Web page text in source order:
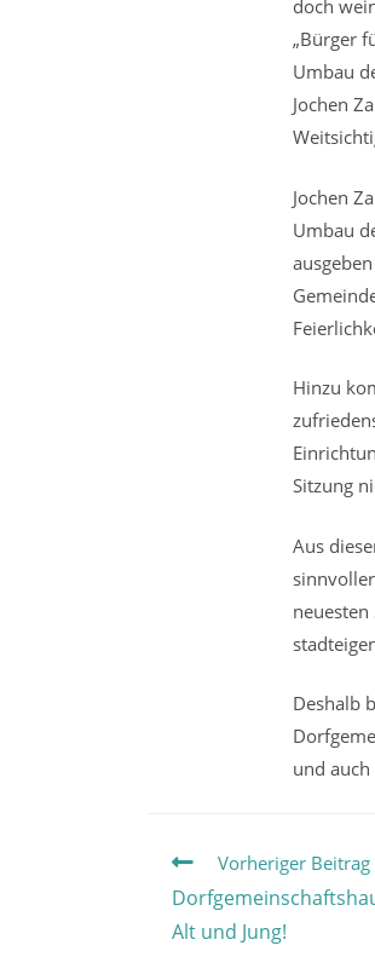
doch
„Bürger
Umbau
Jochen
Jochen
Umbau
Hinzu
Sitzung
Aus
Deshalb
und auch
Weitere
Artikel
ansehen
Vorheriger Beitrag
Alt und Jung!